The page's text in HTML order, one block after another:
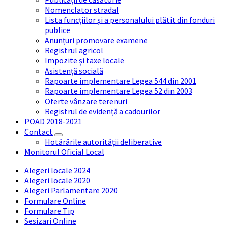
Nomenclator stradal
Lista funcțiilor și a personalului plătit din fonduri
publice
Anunțuri promovare examene
Registrul agricol
Impozite și taxe locale
Asistență socială
Rapoarte implementare Legea 544 din 2001
Rapoarte implementare Legea 52 din 2003
Oferte vânzare terenuri
Registrul de evidență a cadourilor
POAD 2018-2021
Contact
Hotărârile autorității deliberative
Monitorul Oficial Local
Alegeri locale 2024
Alegeri locale 2020
Alegeri Parlamentare 2020
Formulare Online
Formulare Tip
Sesizari Online